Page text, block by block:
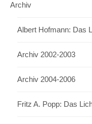
Archiv
Albert Hofmann: Das
Archiv 2002-2003
Archiv 2004-2006
Fritz A. Popp: Das